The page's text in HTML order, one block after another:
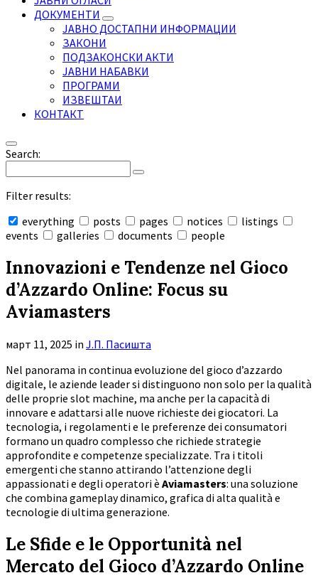
ДОКУМЕНТИ
ЈАВНО ДОСТАПНИ ИНФОРМАЦИИ
ЗАКОНИ
ПОДЗАКОНСКИ АКТИ
ЈАВНИ НАБАВКИ
ПРОГРАМИ
ИЗВЕШТАИ
КОНТАКТ
Search:
Filter results:
everything
posts pages notices
listings
events
galleries documents people
search
Innovazioni e Tendenze nel Gioco
d’Azzardo Online: Focus su
Aviamasters
март 11, 2025 in Ј.П. Пасишта
Nel panorama in continua evoluzione del gioco d’azzardo
digitale, le aziende leader si distinguono non solo per la qualità
delle proprie slot machine, ma anche per la capacità di
innovare e adattarsi alle nuove richieste dei giocatori. La
tecnologia, i regolamenti e le preferenze dei consumatori
formano un quadro complesso che richiede strategie
approfondite e competenze specializzate. Tra i titoli
emergenti che stanno attirando l’attenzione degli
appassionati e degli operatori è Aviamasters: una soluzione
che combina gameplay dinamico, grafica di alta qualità e
tecnologie di ultima generazione.
Le Sfide e le Opportunità nel
Mercato del Gioco d’Azzardo Online